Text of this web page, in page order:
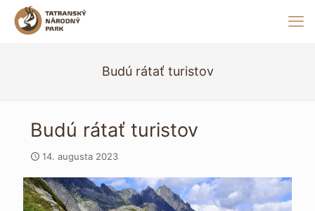
Budú rátať turistov
Budú rátať turistov
14. augusta 2023